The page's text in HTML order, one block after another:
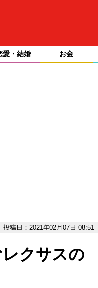
愛・結婚 お金
投稿日：2021年02月07日 08:51
クサスの